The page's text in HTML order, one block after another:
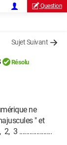
Question
Sujet Suivant
Résolu
ne
" et
3 ...................